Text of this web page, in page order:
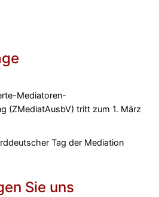
Mediatoren-
(ZMediatAusbV) tritt zum 1. März
Tag der Mediation
Sie uns